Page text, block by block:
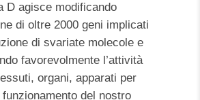
D agisce modificando
di oltre 2000 geni implicati
di svariate molecole e
favorevolmente l’attività
organi, apparati per
del nostro